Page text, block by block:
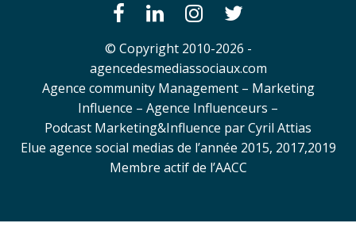
© Copyright 2010-2026 -
agencedesmediassociaux.com
Agence community Management – Marketing
Influence – Agence Influenceurs –
Podcast Marketing&Influence par Cyril Attias
Elue agence social medias de l’année 2015, 2017,2019
Membre actif de l’AACC